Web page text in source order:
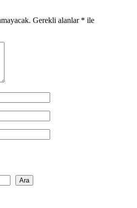
Olmalıdır?"
Gerekli alanlar * ile
Ara